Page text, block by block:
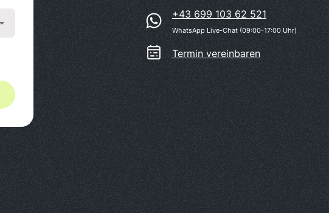
+43 699 103 62 521
WhatsApp Live-Chat (09:00-17:00 Uhr)
Termin vereinbaren